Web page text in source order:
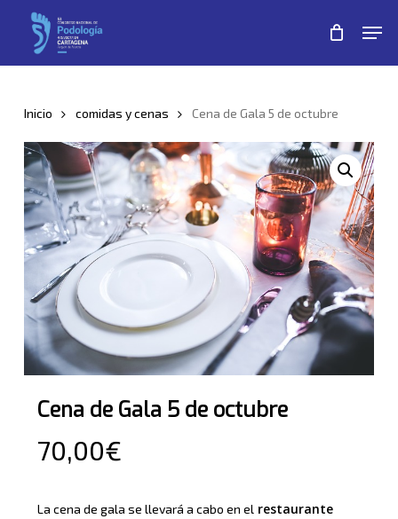
Inicio comidas y cenas Cena de Gala 5 de octubre
Cena de Gala 5 de octubre
70,00€
La cena de gala se llevará a cabo en elrestaurante